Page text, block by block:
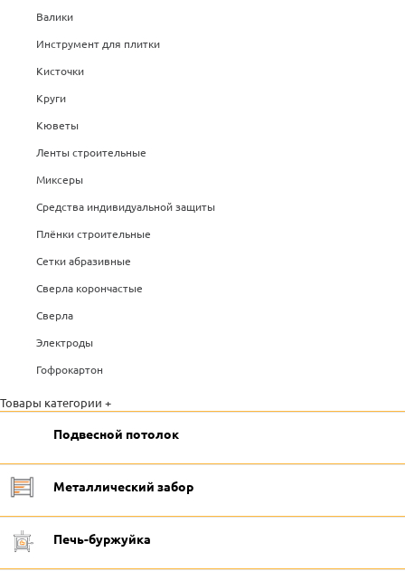
Валики
Инструмент для плитки
Кисточки
Круги
Кюветы
Ленты строительные
Миксеры
Средства индивидуальной защиты
Плёнки строительные
Сетки абразивные
Сверла корончастые
Сверла
Электроды
Гофрокартон
Товары категории +
Подвесной потолок
Металлический забор
Печь-буржуйка